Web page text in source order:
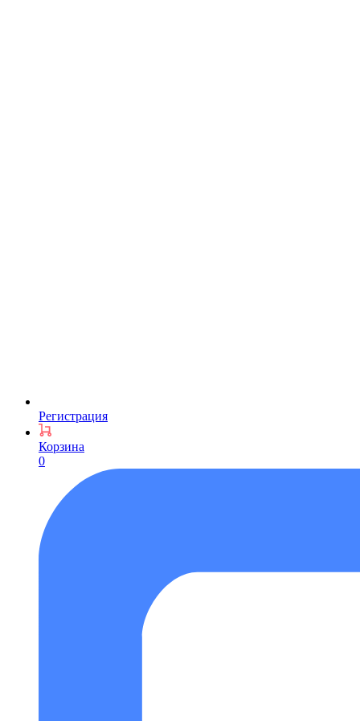
Регистрация
Корзина
0